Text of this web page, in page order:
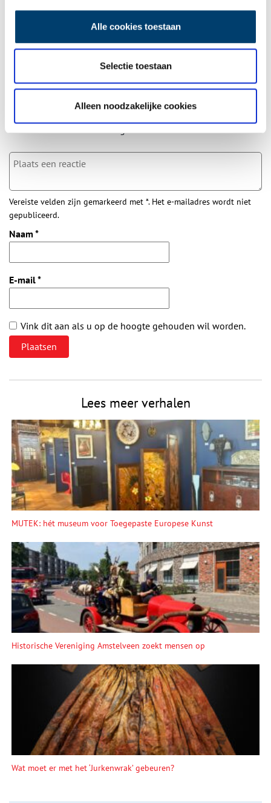
Alle cookies toestaan
Selectie toestaan
Alleen noodzakelijke cookies
Bij inschrijving gaat u akkoord met onsprivacybeleid
Aanvullingen
Vul deze informatie aan of geef een reactie.
Vereiste velden zijn gemarkeerd met *. Het e-mailadres wordt niet
gepubliceerd.
Naam *
E-mail*
Vink dit aan als u op de hoogte gehouden wil worden.
Lees meer verhalen
MUTEK: hét museum voor Toegepaste Europese Kunst
Historische Vereniging Amstelveen zoekt mensen op
Wat moet er met het ‘Jurkenwrak’ gebeuren?